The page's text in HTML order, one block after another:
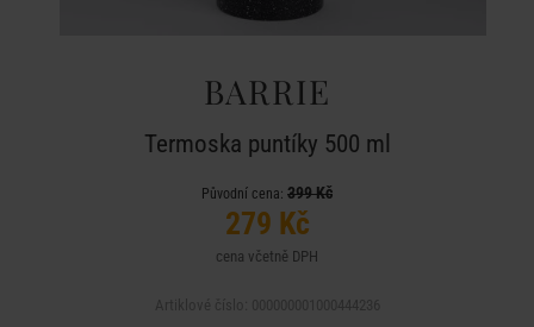
BARRIE
Termoska puntíky 500 ml
Původní cena: 399 Kč
279 Kč
cena včetně DPH